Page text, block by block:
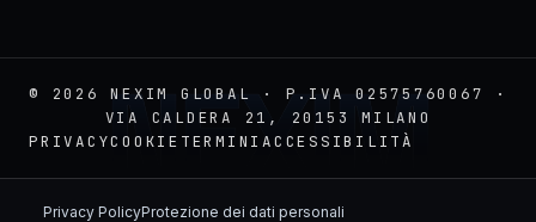
© 2026 NEXIM GLOBAL · P.IVA 02575760067 ·
VIA CALDERA 21, 20153 MILANO
PRIVACYCOOKIE TERMINI ACCESSIBILITÀ
NEXIM
Privacy PolicyProtezione dei dati personali